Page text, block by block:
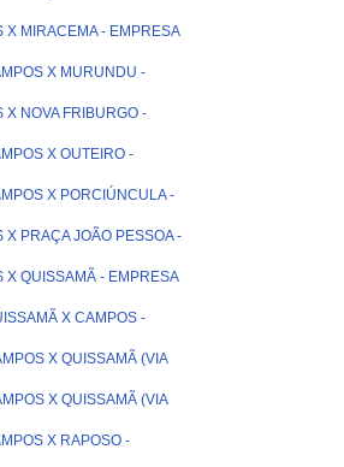
X MIRACEMA - EMPRESA
X MURUNDU -
X NOVA FRIBURGO -
X OUTEIRO -
X PORCIÚNCULA -
X PRAÇA JOÃO PESSOA -
X QUISSAMÃ - EMPRESA
X CAMPOS -
X QUISSAMÃ (VIA
X QUISSAMÃ (VIA
X RAPOSO -